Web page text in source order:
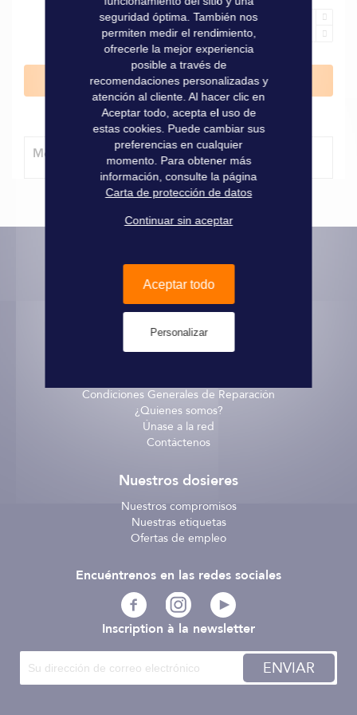
Añadir al carrito
Método de entrega
Informaciones prácticas
Pago seguro
Informaciones legales
Condiciones Generales de Reparación
¿Quienes somos?
Únase a la red
Contáctenos
Nuestros dosieres
Nuestros compromisos
Nuestras etiquetas
Ofertas de empleo
Inscription à la newsletter
ENVIAR
Encuéntrenos en las redes sociales
seguridad óptima. También nos
permiten medir el rendimiento,
ofrecerle la mejor experiencia
posible a través de
recomendaciones personalizadas y
atención al cliente. Al hacer clic en
Aceptar todo, acepta el uso de
estas cookies. Puede cambiar sus
preferencias en cualquier
momento. Para obtener más
información, consulte la página
Carta de protección de datos
Continuar sin aceptar
Aceptar todo
Personalizar